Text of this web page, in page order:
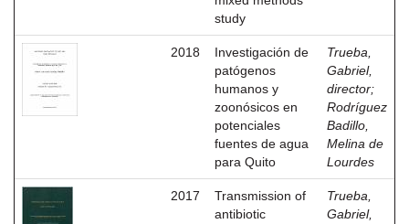
study
2018
Investigación de
patógenos
humanos y
zoonósicos en
potenciales
fuentes de agua
para Quito
Trueba,
Gabriel,
director;
Rodríguez
Badillo,
Melina de
Lourdes
2017
Transmission of
antibiotic
Trueba,
Gabriel,